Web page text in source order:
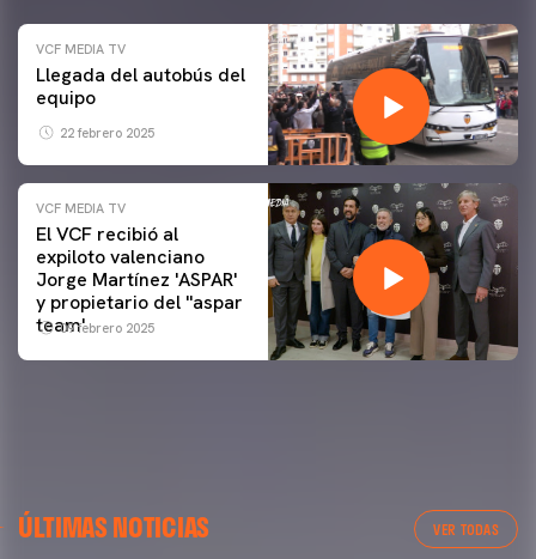
VCF MEDIA TV
Llegada del autobús del
equipo
22 febrero 2025
VCF MEDIA TV
El VCF recibió al
expiloto valenciano
Jorge Martínez 'ASPAR'
y propietario del ''aspar
team'
09 febrero 2025
ÚLTIMAS NOTICIAS VER TODAS